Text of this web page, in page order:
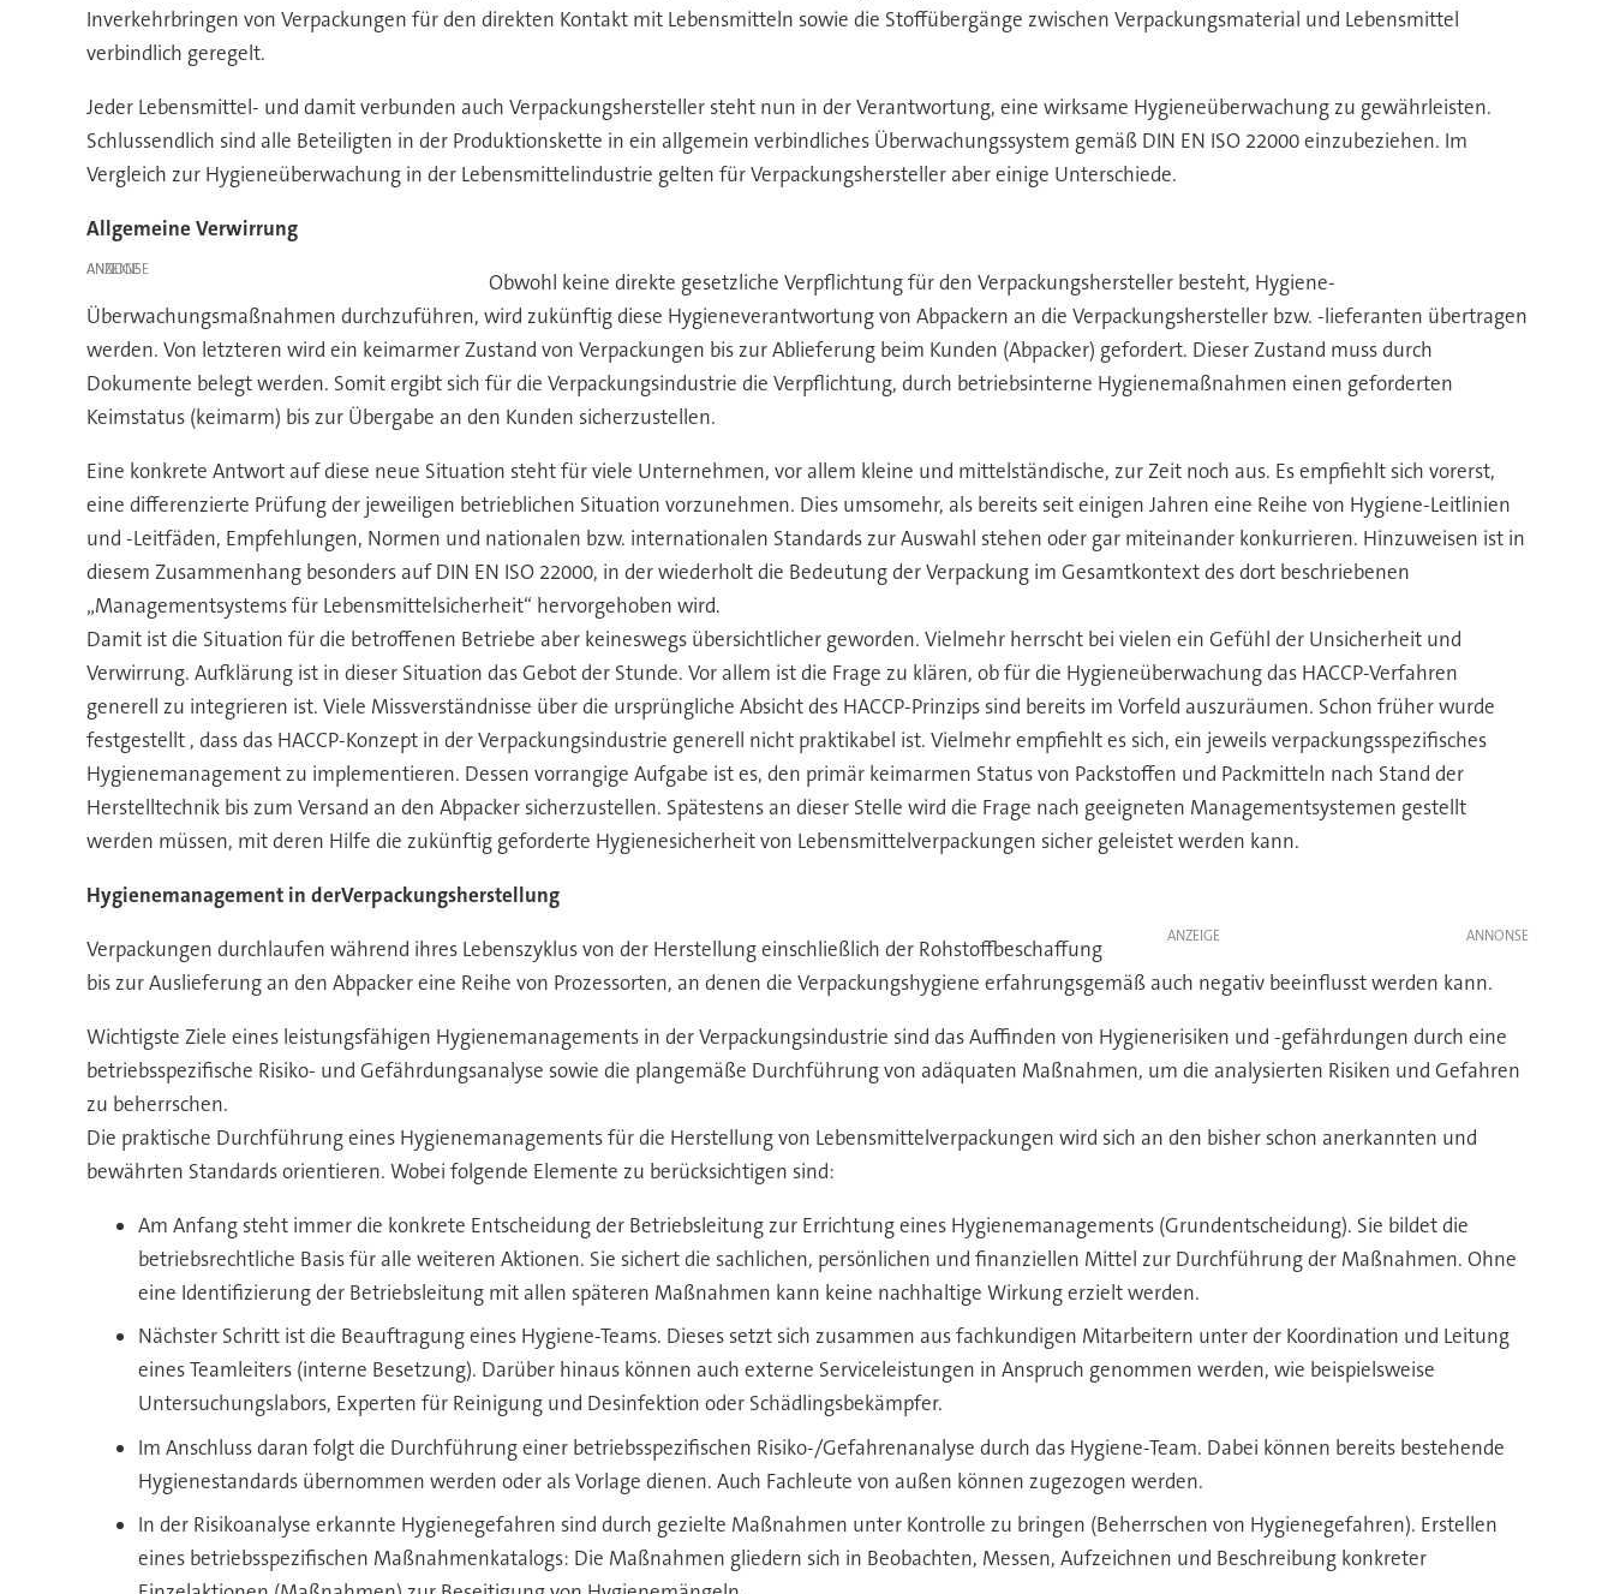
Inverkehrbringen von Verpackungen für den direkten Kontakt mit Lebensmitteln sowie die Stoffübergänge zwischen Verpackungsmaterial und Lebensmittel
verbindlich geregelt.
Jeder Lebensmittel- und damit verbunden auch Verpackungshersteller steht nun in der Verantwortung, eine wirksame Hygieneüberwachung zu gewährleisten.
Schlussendlich sind alle Beteiligten in der Produktionskette in ein allgemein verbindliches Überwachungssystem gemäß DIN EN ISO 22000 einzubeziehen. Im
Vergleich zur Hygieneüberwachung in der Lebensmittelindustrie gelten für Verpackungshersteller aber einige Unterschiede.
Allgemeine Verwirrung
ANZEIGE
Obwohl keine direkte gesetzliche Verpflichtung für den Verpackungshersteller besteht, Hygiene-
Überwachungsmaßnahmen durchzuführen, wird zukünftig diese Hygieneverantwortung von Abpackern an die Verpackungshersteller bzw. -lieferanten übertragen
werden. Von letzteren wird ein keimarmer Zustand von Verpackungen bis zur Ablieferung beim Kunden (Abpacker) gefordert. Dieser Zustand muss durch
Dokumente belegt werden. Somit ergibt sich für die Verpackungsindustrie die Verpflichtung, durch betriebsinterne Hygienemaßnahmen einen geforderten
Keimstatus (keimarm) bis zur Übergabe an den Kunden sicherzustellen.
Eine konkrete Antwort auf diese neue Situation steht für viele Unternehmen, vor allem kleine und mittelständische, zur Zeit noch aus. Es empfiehlt sich vorerst,
eine differenzierte Prüfung der jeweiligen betrieblichen Situation vorzunehmen. Dies umsomehr, als bereits seit einigen Jahren eine Reihe von Hygiene-Leitlinien
und -Leitfäden, Empfehlungen, Normen und nationalen bzw. internationalen Standards zur Auswahl stehen oder gar miteinander konkurrieren. Hinzuweisen ist in
diesem Zusammenhang besonders auf DIN EN ISO 22000, in der wiederholt die Bedeutung der Verpackung im Gesamtkontext des dort beschriebenen
„Managementsystems für Lebensmittelsicherheit“ hervorgehoben wird.
Damit ist die Situation für die betroffenen Betriebe aber keineswegs übersichtlicher geworden. Vielmehr herrscht bei vielen ein Gefühl der Unsicherheit und
Verwirrung. Aufklärung ist in dieser Situation das Gebot der Stunde. Vor allem ist die Frage zu klären, ob für die Hygieneüberwachung das HACCP-Verfahren
generell zu integrieren ist. Viele Missverständnisse über die ursprüngliche Absicht des HACCP-Prinzips sind bereits im Vorfeld auszuräumen. Schon früher wurde
festgestellt , dass das HACCP-Konzept in der Verpackungsindustrie generell nicht praktikabel ist. Vielmehr empfiehlt es sich, ein jeweils verpackungsspezifisches
Hygienemanagement zu implementieren. Dessen vorrangige Aufgabe ist es, den primär keimarmen Status von Packstoffen und Packmitteln nach Stand der
Herstelltechnik bis zum Versand an den Abpacker sicherzustellen. Spätestens an dieser Stelle wird die Frage nach geeigneten Managementsystemen gestellt
werden müssen, mit deren Hilfe die zukünftig geforderte Hygienesicherheit von Lebensmittelverpackungen sicher geleistet werden kann.
Hygienemanagement in derVerpackungsherstellung
ANZEIGE
Verpackungen durchlaufen während ihres Lebenszyklus von der Herstellung einschließlich der Rohstoffbeschaffung
bis zur Auslieferung an den Abpacker eine Reihe von Prozessorten, an denen die Verpackungshygiene erfahrungsgemäß auch negativ beeinflusst werden kann.
Wichtigste Ziele eines leistungsfähigen Hygienemanagements in der Verpackungsindustrie sind das Auffinden von Hygienerisiken und -gefährdungen durch eine
betriebsspezifische Risiko- und Gefährdungsanalyse sowie die plangemäße Durchführung von adäquaten Maßnahmen, um die analysierten Risiken und Gefahren
zu beherrschen.
Die praktische Durchführung eines Hygienemanagements für die Herstellung von Lebensmittelverpackungen wird sich an den bisher schon anerkannten und
bewährten Standards orientieren. Wobei folgende Elemente zu berücksichtigen sind:
Am Anfang steht immer die konkrete Entscheidung der Betriebsleitung zur Errichtung eines Hygienemanagements (Grundentscheidung). Sie bildet die
betriebsrechtliche Basis für alle weiteren Aktionen. Sie sichert die sachlichen, persönlichen und finanziellen Mittel zur Durchführung der Maßnahmen. Ohne
eine Identifizierung der Betriebsleitung mit allen späteren Maßnahmen kann keine nachhaltige Wirkung erzielt werden.
Nächster Schritt ist die Beauftragung eines Hygiene-Teams. Dieses setzt sich zusammen aus fachkundigen Mitarbeitern unter der Koordination und Leitung
eines Teamleiters (interne Besetzung). Darüber hinaus können auch externe Serviceleistungen in Anspruch genommen werden, wie beispielsweise
Untersuchungslabors, Experten für Reinigung und Desinfektion oder Schädlingsbekämpfer.
Im Anschluss daran folgt die Durchführung einer betriebsspezifischen Risiko-/Gefahrenanalyse durch das Hygiene-Team. Dabei können bereits bestehende
Hygienestandards übernommen werden oder als Vorlage dienen. Auch Fachleute von außen können zugezogen werden.
In der Risikoanalyse erkannte Hygienegefahren sind durch gezielte Maßnahmen unter Kontrolle zu bringen (Beherrschen von Hygienegefahren). Erstellen
eines betriebsspezifischen Maßnahmenkatalogs: Die Maßnahmen gliedern sich in Beobachten, Messen, Aufzeichnen und Beschreibung konkreter